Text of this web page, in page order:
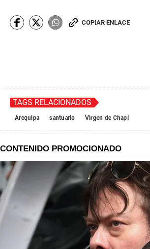
COPIAR ENLACE
TAGS RELACIONADOS
Arequipa santuario Virgen de Chapi